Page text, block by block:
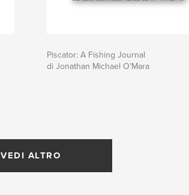
Piscator: A Fishing Journal
di Jonathan Michael O'Mara
VEDI ALTRO